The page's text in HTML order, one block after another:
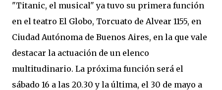
"Titanic, el musical" ya tuvo su primera función
en el teatro El Globo, Torcuato de Alvear 1155, en
Ciudad Autónoma de Buenos Aires, en la que vale
destacar la actuación de un elenco
multitudinario. La próxima función será el
sábado 16 a las 20.30 y la última, el 30 de mayo a